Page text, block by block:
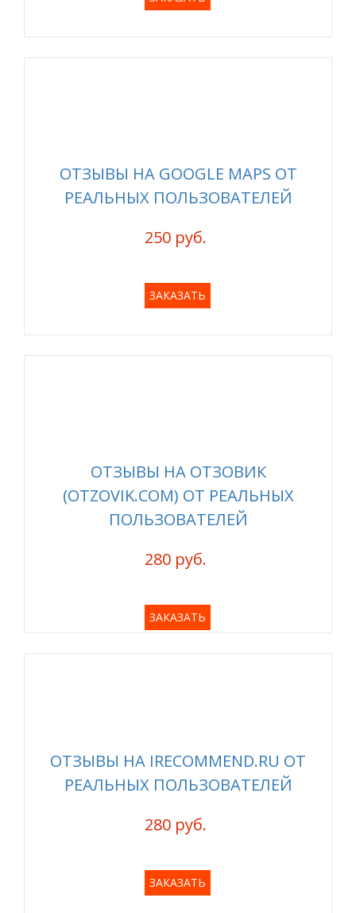
ОТЗЫВЫ НА GOOGLE MAPS ОТ
РЕАЛЬНЫХ ПОЛЬЗОВАТЕЛЕЙ
250 руб.
ЗАКАЗАТЬ
ОТЗЫВЫ НА ОТЗОВИК
(OTZOVIK.COM) ОТ РЕАЛЬНЫХ
ПОЛЬЗОВАТЕЛЕЙ
280 руб.
ЗАКАЗАТЬ
ОТЗЫВЫ НА IRECOMMEND.RU ОТ
РЕАЛЬНЫХ ПОЛЬЗОВАТЕЛЕЙ
280 руб.
ЗАКАЗАТЬ